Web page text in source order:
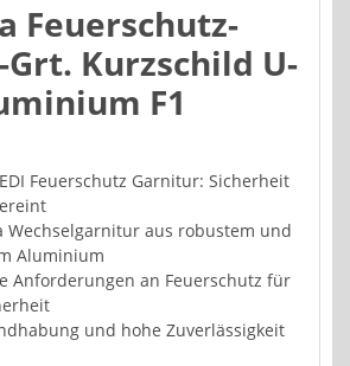
Feuerschutz-
Grt. Kurzschild U-
F1
Feuerschutz Garnitur: Sicherheit
Wechselgarnitur aus robustem und
Aluminium
Anforderungen an Feuerschutz für
und hohe Zuverlässigkeit